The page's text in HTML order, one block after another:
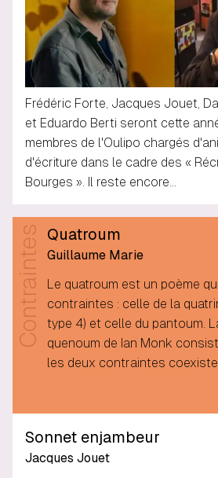
Frédéric Forte, Jacques Jouet,
et Eduardo Berti seront cette
membres de l'Oulipo chargés
d'écriture dans le cadre des «
Bourges ». Il reste encore…
Contraintes Quatroum
Guillaume Marie
Le quatroum est un poème
contraintes : celle de la
type 4) et celle du pantoum.
quenoum de Ian Monk
les deux contraintes
Sonnet enjambeur
Jacques Jouet